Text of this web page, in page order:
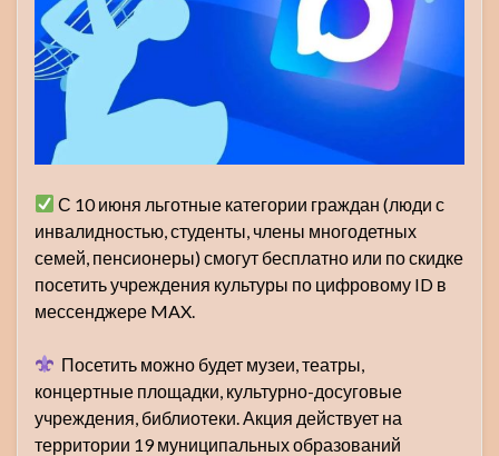
С 10 июня льготные категории граждан (люди с
инвалидностью, студенты, члены многодетных
семей, пенсионеры) смогут бесплатно или по скидке
посетить учреждения культуры по цифровому ID в
мессенджере MAX.
Посетить можно будет музеи, театры,
концертные площадки, культурно-досуговые
учреждения, библиотеки. Акция действует на
территории 19 муниципальных образований